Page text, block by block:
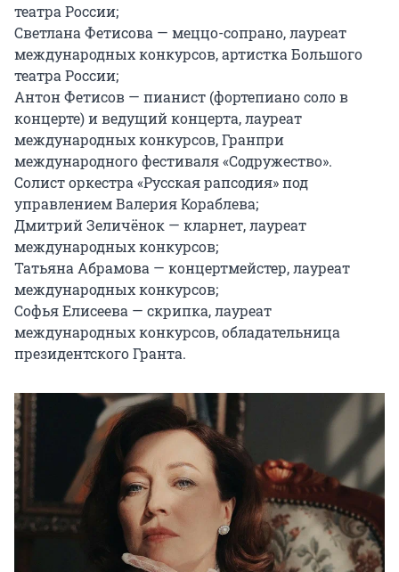
театра России;
Светлана Фетисова — меццо-сопрано, лауреат
международных конкурсов, артистка Большого
театра России;
Антон Фетисов — пианист (фортепиано соло в
концерте) и ведущий концерта, лауреат
международных конкурсов, Гранпри
международного фестиваля «Содружество».
Солист оркестра «Русская рапсодия» под
управлением Валерия Кораблева;
Дмитрий Зеличёнок — кларнет, лауреат
международных конкурсов;
Татьяна Абрамова — концертмейстер, лауреат
международных конкурсов;
Софья Елисеева — скрипка, лауреат
международных конкурсов, обладательница
президентского Гранта.